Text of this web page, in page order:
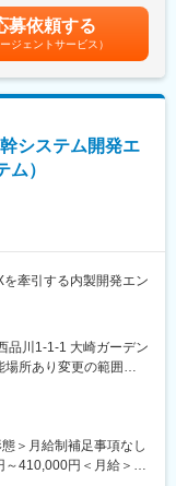
いた、意味のある製品
びとのより豊かで快適
る可能性を追求し、責
の業務となり、システ
ダーとしてプロジェ
件等差はございませ
ン情報システム間では
おり、IT推進部のメ
ー、かつ大胆なグロー
売上は2024年度4兆
海外拠点拡充や
革など国内だけにとど
も目安の金額であり、
月給(月額)は固定手当を
募依頼する
ージェントサービス）
システム開発エ
）
牽引する内製開発エン
を支える基幹システム
現行システムの開発・
な移行とシステム刷
！
下業務を担当していた
品川1-1-1 大崎ガーデン
所あり変更の範囲：
＞月給制補足事項なし
410,000円＜月給＞